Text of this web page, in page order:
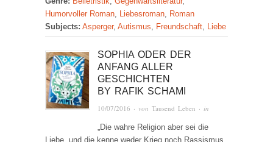
Humorvoller Roman Liebesroman Roman
Subjects: Asperger, Autismus Freundschaft Liebe
SOPHIA ODER DER
ANFANG ALLER
GESCHICHTEN
BY RAFIK SCHAMI
10/07/2016 · vonTausend Leben · in
„Die wahre Religion aber sei die
Liebe, und die kenne weder Krieg noch Rassismus,